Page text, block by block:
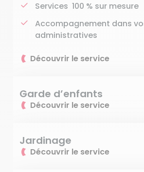
Services 100 % sur mesure
Accompagnement dans
administratives
Découvrir le service
Garde d’enfants
Découvrir le service
Jardinage
Découvrir le service